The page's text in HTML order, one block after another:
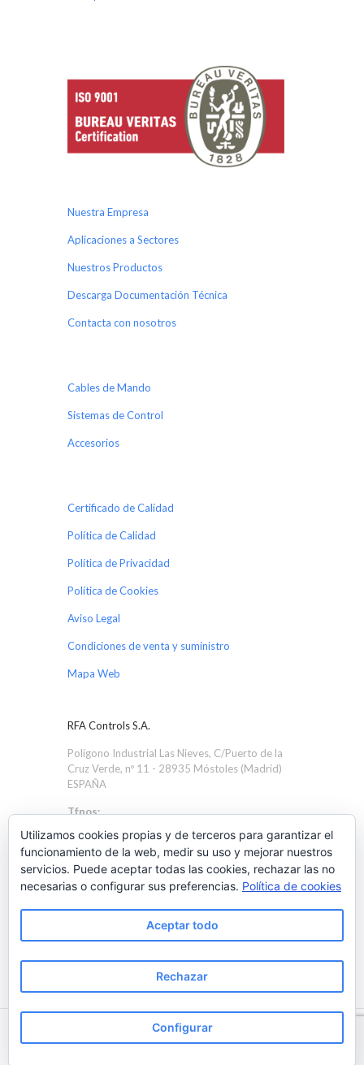
Nuestra Empresa
Aplicaciones a Sectores
Nuestros Productos
Descarga Documentación Técnica
Contacta con nosotros
Cables de Mando
Sistemas de Control
Accesorios
Certificado de Calidad
Política de Calidad
Política de Privacidad
Política de Cookies
Aviso Legal
Condiciones de venta y suministro
Mapa Web
RFA Controls S.A.
Polígono Industrial Las Nieves, C/Puerto de la
Cruz Verde, nº 11 - 28935 Móstoles (Madrid)
ESPAÑA
Tfnos:
+34 91 616 1705
+34 91 616 4586
Email:
rfa@rfacontrols.com
© 2020 RFA Controls. Todos los derechos reservados.
Utilizamos cookies propias y de terceros para garantizar el
funcionamiento de la web, medir su uso y mejorar nuestros
servicios. Puede aceptar todas las cookies, rechazar las no
necesarias o configurar sus preferencias. Política de cookies
Aceptar todo
Rechazar
Configurar